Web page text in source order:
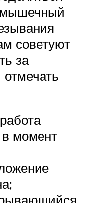
мышечный
советуют
за
момент